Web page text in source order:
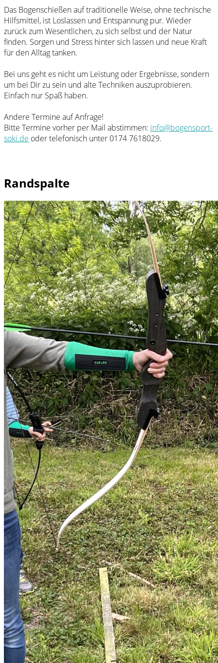
Das Bogenschießen auf traditionelle Weise, ohne technische
Hilfsmittel, ist Loslassen und Entspannung pur. Wieder
zurück zum Wesentlichen, zu sich selbst und der Natur
finden. Sorgen und Stress hinter sich lassen und neue Kraft
für den Alltag tanken.
Bei uns geht es nicht um Leistung oder Ergebnisse, sondern
um bei Dir zu sein und alte Techniken auszuprobieren.
Einfach nur Spaß haben.
Andere Termine auf Anfrage!
Bitte Termine vorher per Mail abstimmen: info@bogensport-
soki.de oder telefonisch unter 0174 7618029.
Randspalte